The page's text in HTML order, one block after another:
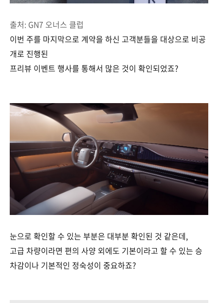
출처: GN7 오너스 클럽
이번 주를 마지막으로 계약을 하신 고객분들을 대상으로 비공
개로 진행된
프리뷰 이벤트 행사를 통해서 많은 것이 확인되었죠?
눈으로 확인할 수 있는 부분은 대부분 확인된 것 같은데,
고급 차량이라면 편의 사양 외에도 기본이라고 할 수 있는 승
차감이나 기본적인 정숙성이 중요하죠?